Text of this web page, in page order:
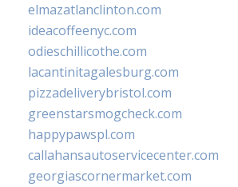
elmazatlanclinton.com
ideacoffeenyc.com
odieschillicothe.com
lacantinitagalesburg.com
pizzadeliverybristol.com
greenstarsmogcheck.com
happypawspl.com
callahansautoservicecenter.com
georgiascornermarket.com